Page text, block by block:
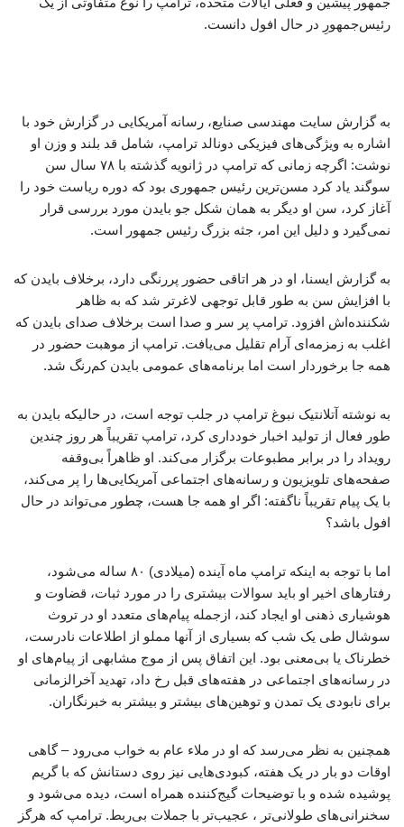
رئیس‌جمهورِ در حال افول دانست.
به گزارش سایت مهندسی صنایع، رسانه آمریکایی در گزارش خود با
اشاره به ویژگی‌های فیزیکی دونالد ترامپ، شامل قد بلند و وزن او
نوشت: اگرچه زمانی که ترامپ در ژانویه گذشته با ۷۸ سال سن
سوگند یاد کرد مسن‌ترین رئیس جمهوری بود که دوره ریاست خود را
آغاز کرد، سن او دیگر به همان شکل جو بایدن مورد بررسی قرار
نمی‌گیرد و دلیل این امر، جثه بزرگ رئیس جمهور است.
به گزارش ایسنا، او در هر اتاقی حضور پررنگی دارد، برخلاف بایدن که
با افزایش سن به طور قابل توجهی لاغرتر شد که به ظاهر
شکننده‌اش افزود. ترامپ پر سر و صدا است برخلاف صدای بایدن که
اغلب به زمزمه‌ای آرام تقلیل می‌یافت. ترامپ از موهبت حضور در
همه جا برخوردار است اما برنامه‌های عمومی بایدن کم‌رنگ شد.
به نوشته آتلانتیک نبوغ ترامپ در جلب توجه است، در حالیکه بایدن به
طور فعال از تولید اخبار خودداری کرد، ترامپ تقریباً هر روز چندین
رویداد را در برابر مطبوعات برگزار می‌کند. او ظاهراً بی‌وقفه
صفحه‌های تلویزیون و رسانه‌های اجتماعی آمریکایی‌ها را پر می‌کند،
با یک پیام تقریباً ناگفته: اگر او همه جا هست، چطور می‌تواند در حال
افول باشد؟
اما با توجه به اینکه ترامپ ماه آینده (میلادی) ۸۰ ساله می‌شود،
رفتارهای اخیر او باید سوالات بیشتری را در مورد ثبات، قضاوت و
هوشیاری ذهنی او ایجاد کند، ازجمله پیام‌های متعدد او در تروث
سوشال طی یک شب که بسیاری از آنها مملو از اطلاعات نادرست،
خطرناک یا بی‌معنی بود. این اتفاق پس از موج مشابهی از پیام‌های او
در رسانه‌های اجتماعی در هفته‌های قبل رخ داد، تهدید آخرالزمانی
برای نابودی یک تمدن و توهین‌های بیشتر و بیشتر به خبرنگاران.
همچنین به نظر می‌رسد که او در ملاء عام به خواب می‌رود – گاهی
اوقات دو بار در یک هفته، کبودی‌هایی نیز روی دستانش که با گریم
پوشیده شده و با توضیحات گیج‌کننده همراه است، دیده می‌شود و
سخنرانی‌های طولانی‌تر ، عجیب‌تر با جملات بی‌ربط. ترامپ که هرگز